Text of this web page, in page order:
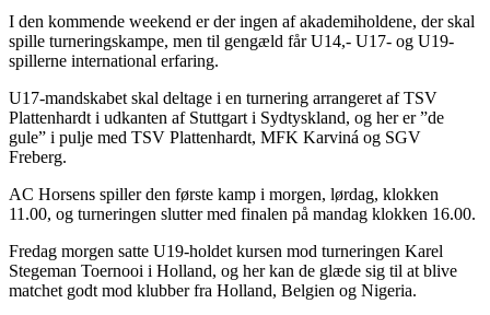
I den kommende weekend er der ingen af akademiholdene, der skal
spille turneringskampe, men til gengæld får U14,- U17- og U19-
spillerne international erfaring.
U17-mandskabet skal deltage i en turnering arrangeret af TSV
Plattenhardt i udkanten af Stuttgart i Sydtyskland, og her er ”de
gule” i pulje med TSV Plattenhardt, MFK Karviná og SGV
Freberg.
AC Horsens spiller den første kamp i morgen, lørdag, klokken
11.00, og turneringen slutter med finalen på mandag klokken 16.00.
Fredag morgen satte U19-holdet kursen mod turneringen Karel
Stegeman Toernooi i Holland, og her kan de glæde sig til at blive
matchet godt mod klubber fra Holland, Belgien og Nigeria.